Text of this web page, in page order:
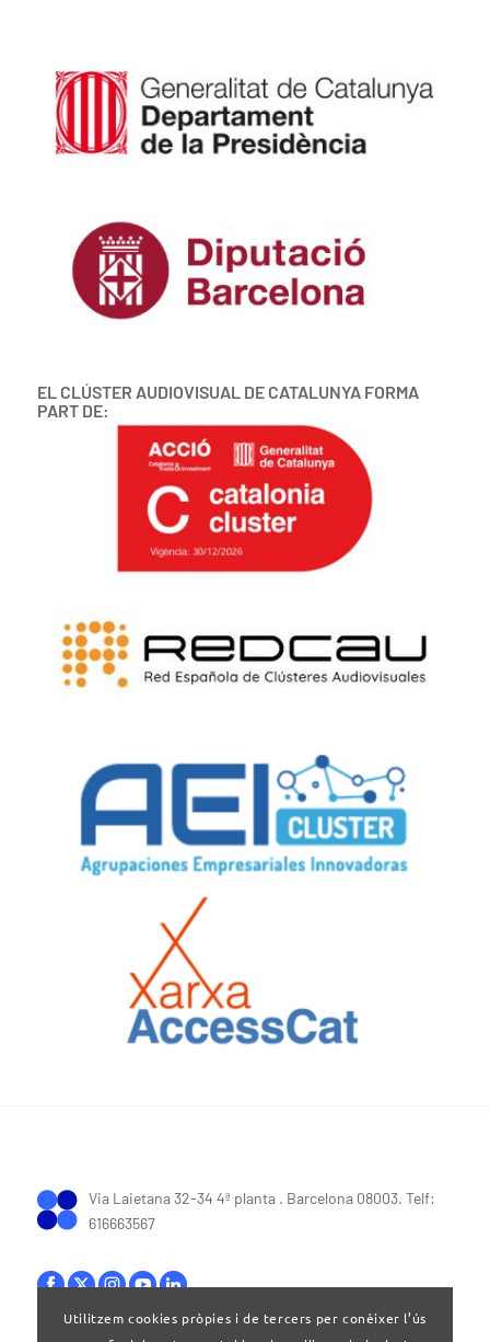
EL CLÚSTER AUDIOVISUAL DE CATALUNYA FORMA
PART DE:
Via Laietana 32-34 4ª planta . Barcelona 08003. Telf:
616663567
Utilitzem cookies pròpies i de tercers per conèixer l’ús